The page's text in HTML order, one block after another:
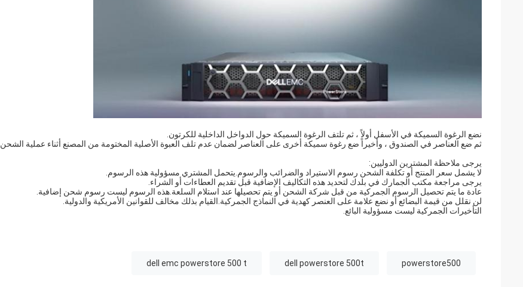
نضع الرغوة السميكة في الأسفل أولاً ، ثم تلتف الرغوة السميكة حول الدواخل الداخلية للكرتون.
ثم ضع العناصر في الصندوق ، وأخيراً ضع رغوة سميكة أخرى على العناصر لضمان عدم تلف العبوة الأصلية المختومة من المصنع أثناء عملية الشحن.
يرجى ملاحظة المشترين الدوليين:
لا يشمل سعر المنتج أو تكلفة الشحن رسوم الاستيراد والضرائب والرسوم.يتحمل المشتري مسؤولية هذه الرسوم.
يرجى مراجعة مكتب الجمارك في بلدك لتحديد هذه التكاليف الإضافية قبل تقديم العطاءات أو الشراء.
عادة ما يتم تحصيل الرسوم الجمركية من قبل شركة الشحن أو يتم تحصيلها عند استلام السلعة.هذه الرسوم ليست رسوم شحن إضافية.
لن نقلل من قيمة البضائع أو نضع علامة على العنصر كهدية في النماذج الجمركية.القيام بذلك مخالف للقوانين الأمريكية والدولية.
التأخيرات الجمركية ليست مسؤولية البائع.
powerstore500
dell powerstore 500t
dell emc powerstore 500 t